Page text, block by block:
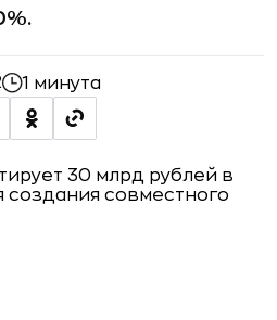
1 минута